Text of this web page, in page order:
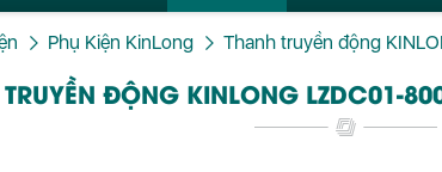
Phụ Kiện KinLong Thanh truyền động
ĐỘNG KINLONG LZDC01-